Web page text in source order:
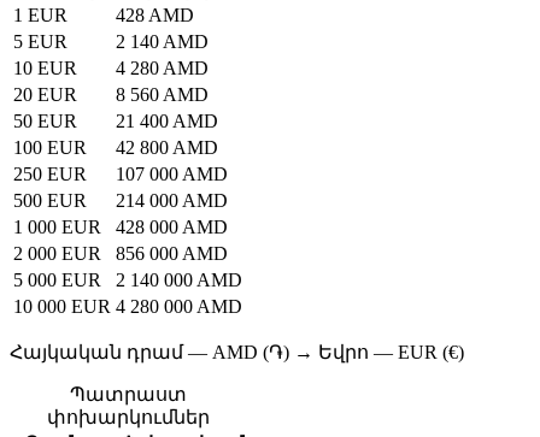
1 EUR
428 AMD
5 EUR
2 140 AMD
10 EUR
4 280 AMD
20 EUR
8 560 AMD
50 EUR
21 400 AMD
100 EUR
42 800 AMD
250 EUR
107 000 AMD
500 EUR
214 000 AMD
1 000 EUR
428 000 AMD
2 000 EUR
856 000 AMD
5 000 EUR
2 140 000 AMD
10 000 EUR 4 280 000 AMD
Հայկական դրամ — AMD (֏) → Եվրո — EUR (€)
Պատրաստ
փոխարկումներ